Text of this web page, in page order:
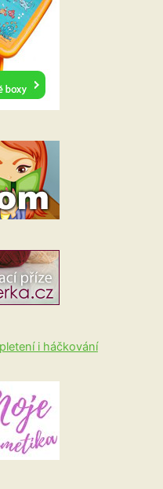
i háčkování